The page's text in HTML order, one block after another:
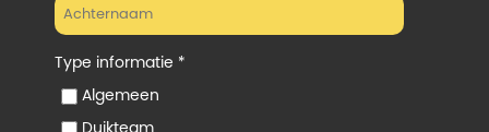
Type informatie *
Algemeen
Duikteam